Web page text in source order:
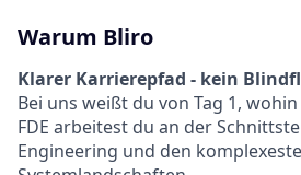
Warum Bliro
Klarer Karrierepfad - kein
Bei uns weißt du von Tag 1,
FDE arbeitest du an der
Engineering und den